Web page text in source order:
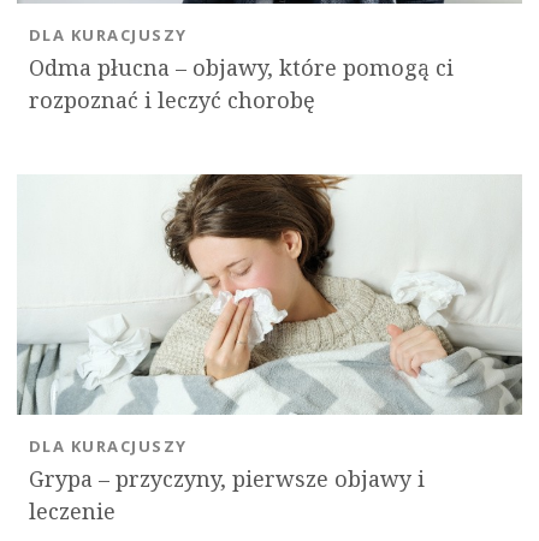
Odma płucna – objawy, które pomogą ci
rozpoznać i leczyć chorobę
DLA KURACJUSZY
Grypa – przyczyny, pierwsze objawy i
leczenie
DLA KURACJUSZY